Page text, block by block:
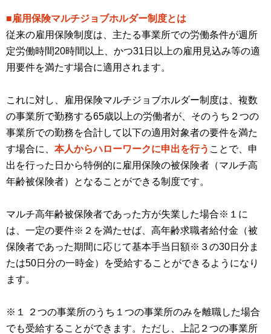
■雇用保険マルチジョブホルダー制度とは
従来の雇用保険制度は、主たる事業所での労働条件が週所
定労働時間20時間以上、かつ31日以上の雇用見込み等の適
用要件を満たす場合に適用されます。
これに対し、雇用保険マルチジョブホルダー制度は、複数
の事業所で勤務する65歳以上の労働者が、そのうち２つの
事業所での勤務を合計して以下の適用対象者の要件を満た
す場合に、 本人からハローワークに申出を行う ことで、申
出を行った日から特例的に雇用保険の被保険者（マルチ高
年齢被保険者）となることができる制度です。
マルチ高年齢被保険者であった方が失業した場合※１に
は、一定の要件※２を満たせば、高年齢求職者給付金（被
保険者であった期間に応じて基本手当日額※３の30日分ま
たは50日分の一時金）を受給することができるようになり
ます。
※１ ２つの事業所のうち１つの事業所のみを離職した場合
でも受給することができます。ただし、上記２つの事業所